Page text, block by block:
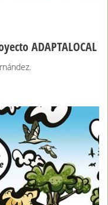
ADAPTALOCAL